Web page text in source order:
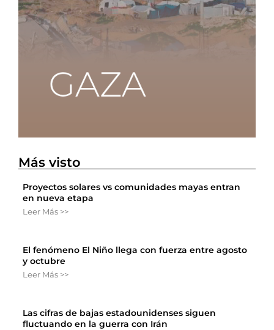
Más visto
Proyectos solares vs comunidades mayas entran
en nueva etapa
Leer Más >>
El fenómeno El Niño llega con fuerza entre agosto
y octubre
Leer Más >>
Las cifras de bajas estadounidenses siguen
fluctuando en la guerra con Irán